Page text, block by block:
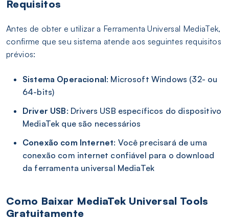
Requisitos
Antes de obter e utilizar a Ferramenta Universal MediaTek,
confirme que seu sistema atende aos seguintes requisitos
prévios:
Sistema Operacional: Microsoft Windows (32- ou
64-bits)
Driver USB: Drivers USB específicos do dispositivo
MediaTek que são necessários
Conexão com Internet: Você precisará de uma
conexão com internet confiável para o download
da ferramenta universal MediaTek
Como Baixar MediaTek Universal Tools
Gratuitamente